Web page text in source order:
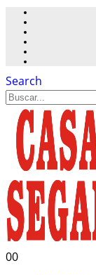
Search
00